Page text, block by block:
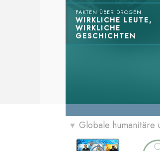
FAKTEN ÜBER DROGEN
WIRKLICHE LEUTE,
WIRKLICHE
GESCHICHTEN
▼ Globale humanitäre